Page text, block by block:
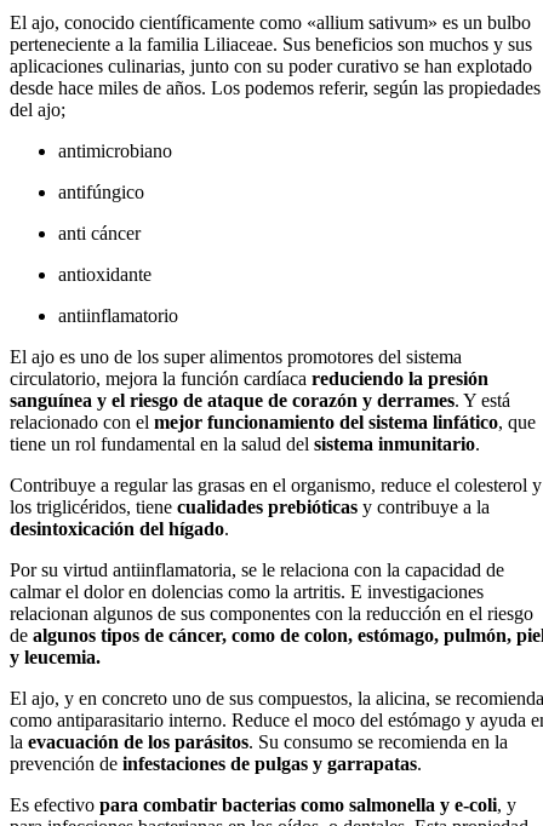
El ajo, conocido científicamente como «allium sativum» es un bulbo
perteneciente a la familia Liliaceae. Sus beneficios son muchos y sus
aplicaciones culinarias, junto con su poder curativo se han explotado
desde hace miles de años. Los podemos referir, según las propiedades
del ajo;
antimicrobiano
antifúngico
anti cáncer
antioxidante
antiinflamatorio
El ajo es uno de los super alimentos promotores del sistema
circulatorio, mejora la función cardíaca reduciendo la presión
sanguínea y el riesgo de ataque de corazón y derrames. Y está
relacionado con el mejor funcionamiento del sistema linfático, que
tiene un rol fundamental en la salud del sistema inmunitario.
Contribuye a regular las grasas en el organismo, reduce el colesterol y
los triglicéridos, tiene cualidades prebióticas y contribuye a la
desintoxicación del hígado.
Por su virtud antiinflamatoria, se le relaciona con la capacidad de
calmar el dolor en dolencias como la artritis. E investigaciones
relacionan algunos de sus componentes con la reducción en el riesgo
de algunos tipos de cáncer, como de colon, estómago, pulmón,
y leucemia.
El ajo, y en concreto uno de sus compuestos, la alicina, se recomienda
como antiparasitario interno. Reduce el moco del estómago y ayuda
la evacuación de los parásitos. Su consumo se recomienda en la
prevención de infestaciones de pulgas y garrapatas.
Es efectivo para combatir bacterias como salmonella y e-coli, y